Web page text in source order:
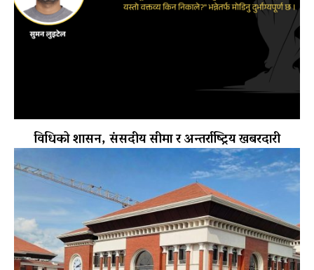
विधिको शासन, संसदीय सीमा र अन्तर्राष्ट्रिय खबरदारी